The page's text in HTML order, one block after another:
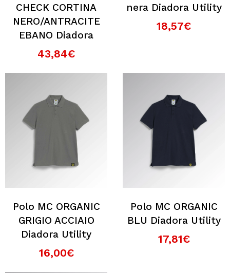
CHECK CORTINA
NERO/ANTRACITE
EBANO Diadora
43,84€
nera Diadora Utility
18,57€
Polo MC ORGANIC
GRIGIO ACCIAIO
Diadora Utility
16,00€
Polo MC ORGANIC
BLU Diadora Utility
17,81€